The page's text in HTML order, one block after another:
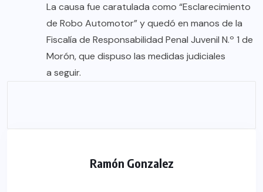
La causa fue caratulada como “Esclarecimiento
de Robo Automotor” y quedó en manos de la
Fiscalía de Responsabilidad Penal Juvenil N.º 1 de
Morón, que dispuso las medidas judiciales
a seguir.
Ramón Gonzalez